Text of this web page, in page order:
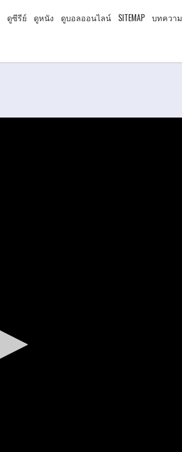
ดูซีรีย์ ดูหนัง ดูบอลออนไลน์ SITEMAP บทความ